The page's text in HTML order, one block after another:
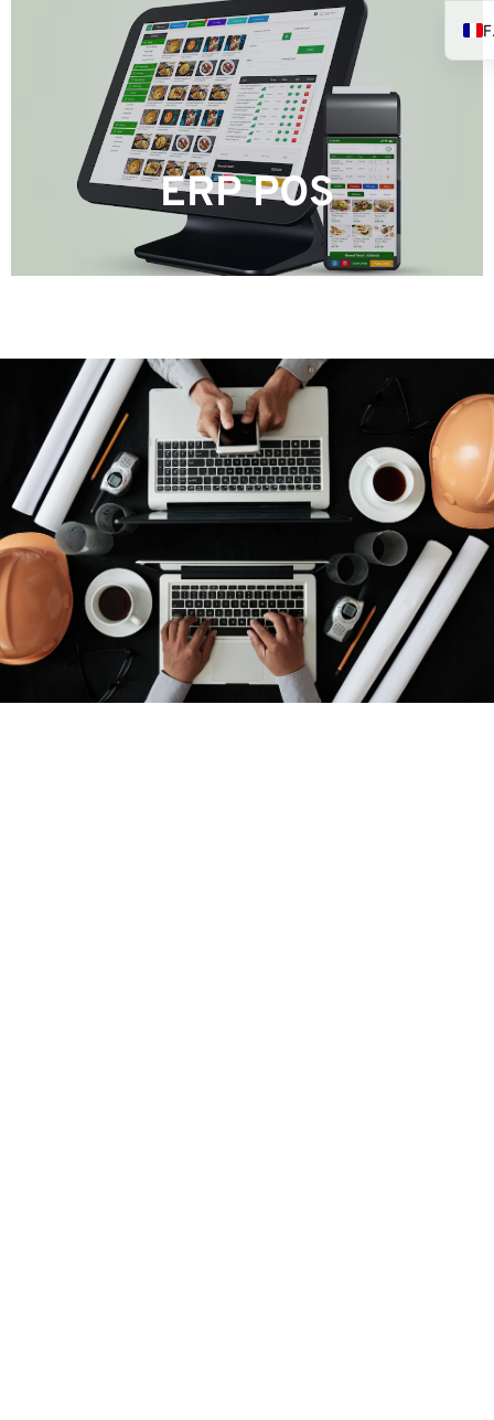
ERP POS
EN SAVOIR PLUS